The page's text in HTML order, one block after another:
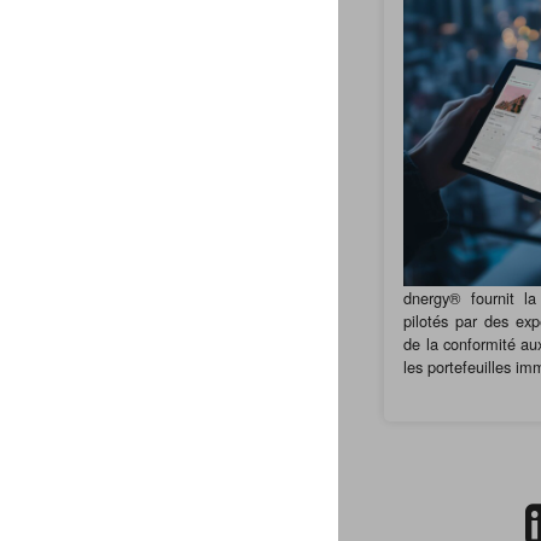
dnergy® fournit
pilotés par des
de la conformité
les portefeuilles